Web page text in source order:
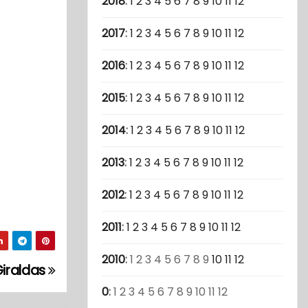
2017:1 23 4 56 7 8 91011 12
2016:1 23 4 56 7 8 91011 12
2015:1 23 4 56 7 8 91011 12
2014:1 23 4 56 7 8 91011 12
2013:1 23 4 56 7 8 91011 12
2012:1 23 4 56 7 8 91011 12
2011:1 23 4 56 7 8 91011 12
2010:1 23 4 5 6 7 8 9 1011 12
0:1 23 4 5 6 7 8 9 10 11 12